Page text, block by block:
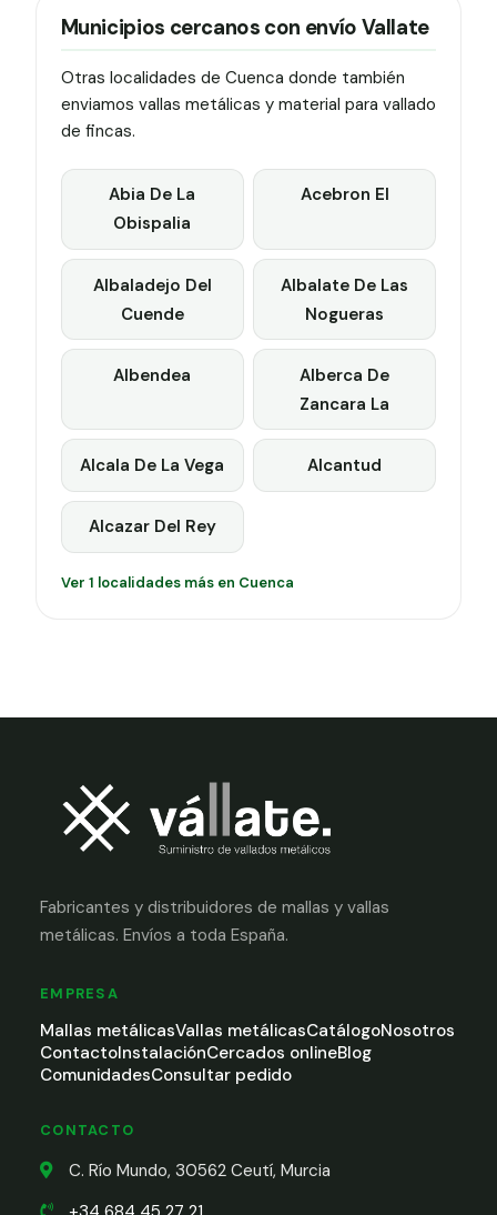
Municipios cercanos con envío Vallate
Otras localidades de Cuenca donde también
enviamos vallas metálicas y material para vallado
de fincas.
Abia De La
Obispalia
Acebron El
Albaladejo Del
Cuende
Albalate De Las
Nogueras
Albendea
Alberca De
Zancara La
Alcala De La Vega Alcantud
Alcazar Del Rey
Ver 1 localidades más en Cuenca
Fabricantes y distribuidores de mallas y vallas
metálicas. Envíos a toda España.
EMPRESA
Mallas metálicasVallas metálicasCatálogoNosotros
ContactoInstalaciónCercados onlineBlog
ComunidadesConsultar pedido
CONTACTO
C. Río Mundo, 30562 Ceutí, Murcia